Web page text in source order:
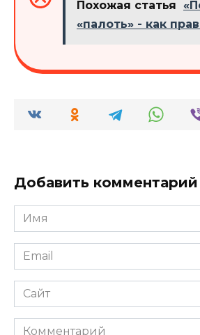
Похожая статья
«палоть» - как
Добавить комментарий
Имя
*
Email
*
Сайт
Комментарий